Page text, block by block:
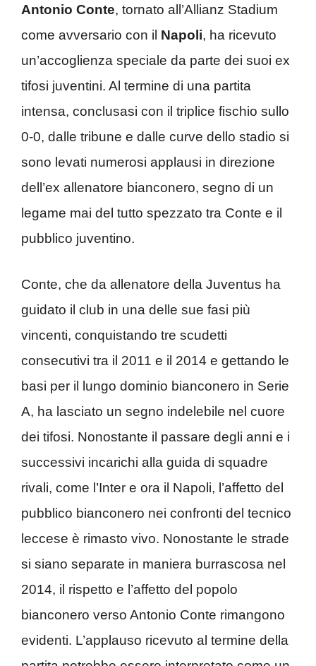
Antonio Conte, tornato all’Allianz Stadium
come avversario con il Napoli, ha ricevuto
un’accoglienza speciale da parte dei suoi ex
tifosi juventini. Al termine di una partita
intensa, conclusasi con il triplice fischio sullo
0-0, dalle tribune e dalle curve dello stadio si
sono levati numerosi applausi in direzione
dell’ex allenatore bianconero, segno di un
legame mai del tutto spezzato tra Conte e il
pubblico juventino.
Conte, che da allenatore della Juventus ha
guidato il club in una delle sue fasi più
vincenti, conquistando tre scudetti
consecutivi tra il 2011 e il 2014 e gettando le
basi per il lungo dominio bianconero in Serie
A, ha lasciato un segno indelebile nel cuore
dei tifosi. Nonostante il passare degli anni e i
successivi incarichi alla guida di squadre
rivali, come l’Inter e ora il Napoli, l’affetto del
pubblico bianconero nei confronti del tecnico
leccese è rimasto vivo. Nonostante le strade
si siano separate in maniera burrascosa nel
2014, il rispetto e l’affetto del popolo
bianconero verso Antonio Conte rimangono
evidenti. L’applauso ricevuto al termine della